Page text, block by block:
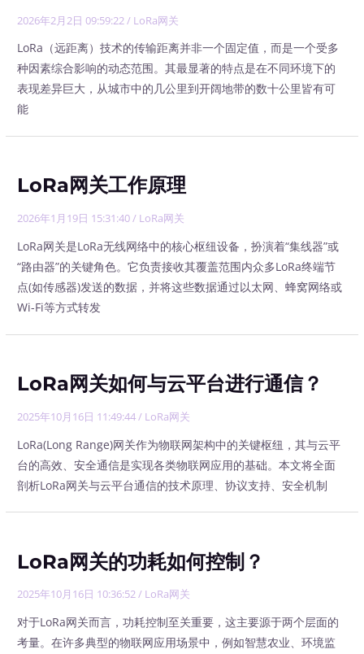
2026年2月2日 09:59:22/ LoRa网关
LoRa（远距离）技术的传输距离并非一个固定值，而是一个受多
种因素综合影响的动态范围。其最显著的特点是在不同环境下的
表现差异巨大，从城市中的几公里到开阔地带的数十公里皆有可
能
LoRa网关工作原理
2026年1月19日 15:31:40/ LoRa网关
LoRa网关是LoRa无线网络中的核心枢纽设备，扮演着“集线器”或
“路由器”的关键角色。它负责接收其覆盖范围内众多LoRa终端节
点(如传感器)发送的数据，并将这些数据通过以太网、蜂窝网络或
Wi-Fi等方式转发
LoRa网关如何与云平台进行通信？
2025年10月16日 11:49:44/ LoRa网关
LoRa(Long Range)网关作为物联网架构中的关键枢纽，其与云平
台的高效、安全通信是实现各类物联网应用的基础。本文将全面
剖析LoRa网关与云平台通信的技术原理、协议支持、安全机制
LoRa网关的功耗如何控制？
2025年10月16日 10:36:52/ LoRa网关
对于LoRa网关而言，功耗控制至关重要，这主要源于两个层面的
考量。在许多典型的物联网应用场景中，例如智慧农业、环境监